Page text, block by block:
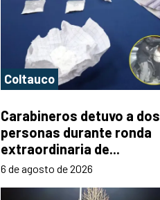
Coltauco
Carabineros detuvo a dos
personas durante ronda
extraordinaria de...
6 de agosto de 2026